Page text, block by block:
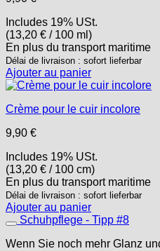
Includes 19% USt.
(13,20 € / 100 ml)
En plus du transportmaritime
Délai de livraison : sofort lieferbar
Ajouter au panier
Crème pour le cuir incolore
9,90 €
Includes 19% USt.
(13,20 € / 100 cm)
En plus du transportmaritime
Délai de livraison : sofort lieferbar
Ajouter au panier
Schuhpflege - Tipp #8
Wenn Sie noch mehr Glanz